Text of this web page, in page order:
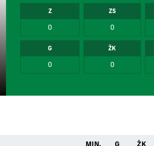
Z
0
ZS
0
G
0
ŽK
0
MIN. G ŽK